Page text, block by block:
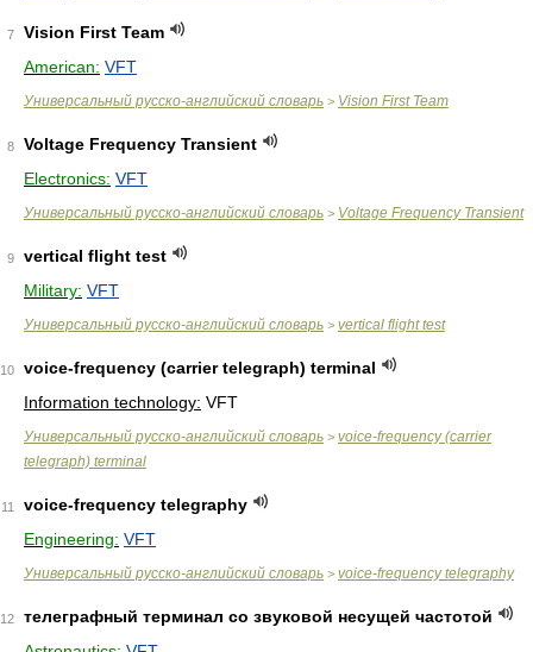
7
Vision First Team
American: VFT
Универсальный русско-английский словарь > Vision First Team
8
Voltage Frequency Transient
Electronics: VFT
Универсальный русско-английский словарь > Voltage Frequency Transient
9
vertical flight test
Military: VFT
Универсальный русско-английский словарь > vertical flight test
10
voice-frequency (carrier telegraph) terminal
Information technology: VFT
Универсальный русско-английский словарь > voice-frequency (carrier
telegraph) terminal
11
voice-frequency telegraphy
Engineering: VFT
Универсальный русско-английский словарь > voice-frequency telegraphy
12
телеграфный терминал со звуковой несущей частотой